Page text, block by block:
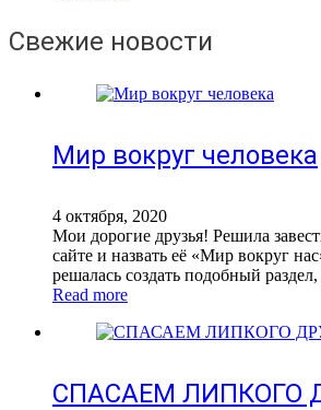
Свежие новости
Мир вокруг человека
4 октября, 2020
Мои дорогие друзья! Решила
сайте и назвать её «Мир вокруг
решалась создать подобный
Read more
СПАСАЕМ ЛИПКОГО